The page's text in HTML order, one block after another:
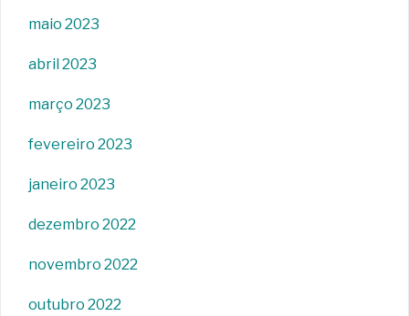
maio 2023
abril 2023
março 2023
fevereiro 2023
janeiro 2023
dezembro 2022
novembro 2022
outubro 2022